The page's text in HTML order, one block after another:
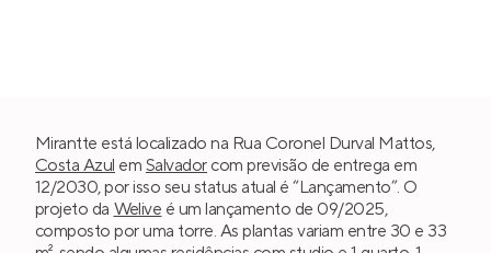
Mirantte está localizado na Rua Coronel Durval Mattos,
Costa Azul em Salvador com previsão de entrega em
12/2030, por isso seu status atual é “Lançamento”. O
projeto da Welive é um lançamento de 09/2025,
composto por uma torre. As plantas variam entre 30 e 33